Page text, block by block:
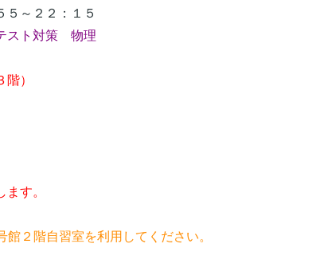
～２２：１５
スト対策 物理
階）
ます。
館２階自習室を利用してください。